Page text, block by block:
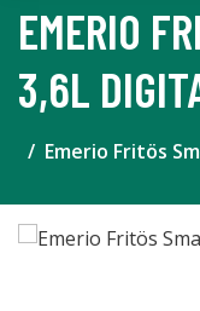
EMERIO
3,6L
Emerio Fritös